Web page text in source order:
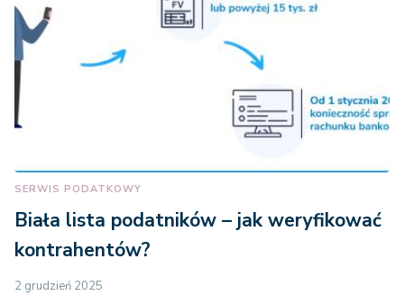
SERWIS PODATKOWY
Biała lista podatników – jak weryfikować
kontrahentów?
2 grudzień 2025